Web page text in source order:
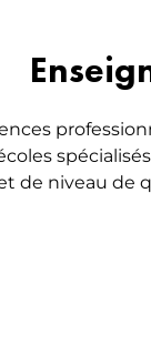
de niveau de